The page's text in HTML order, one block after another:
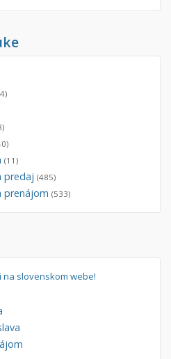
(11)
predaj (485)
prenájom (533)
slovenskom webe!